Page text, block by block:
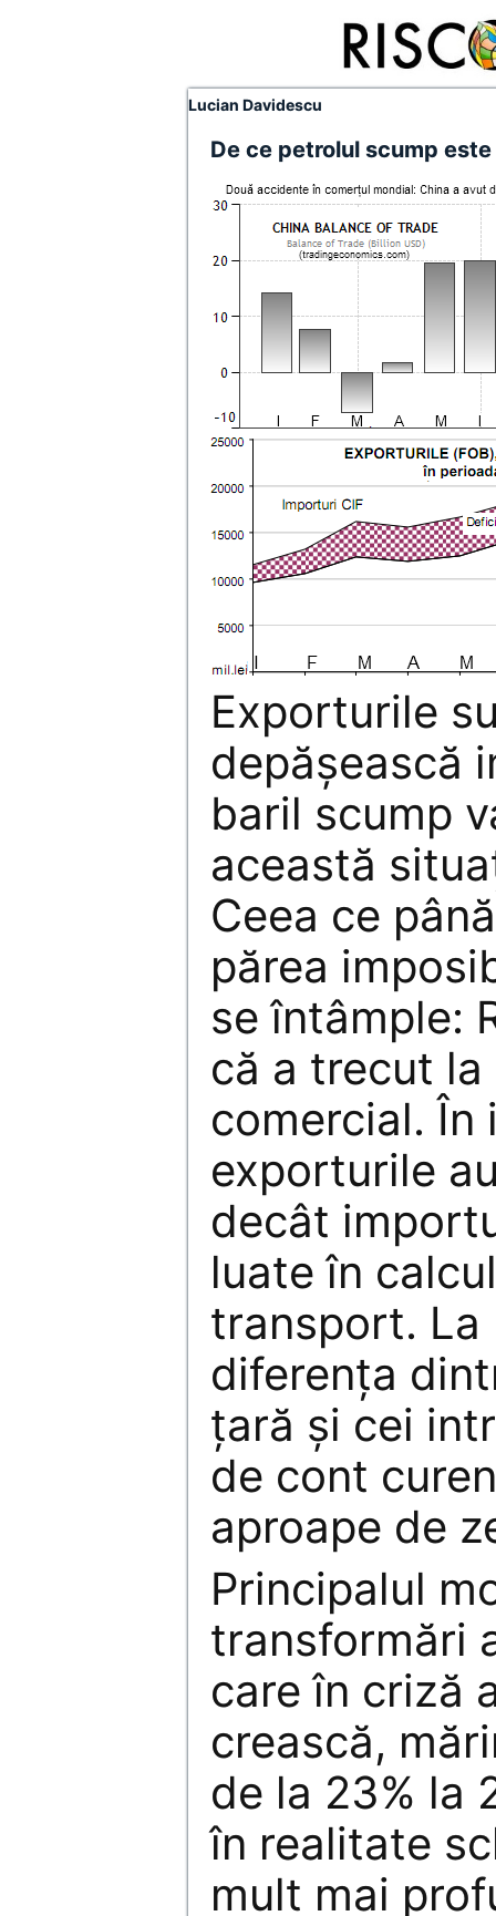
Lucian Davidescu
De ce petrolul scump
Exporturile
depăşească
baril scump
această
Ceea ce
părea
se întâmple:
că a trecut
comercial. În
exporturile
decât
luate în
transport. La
diferenţa
ţară şi cei
de cont
aproape de
Principalul
transformări
care în criză
crească,
de la 23% la
în realitate
mult mai